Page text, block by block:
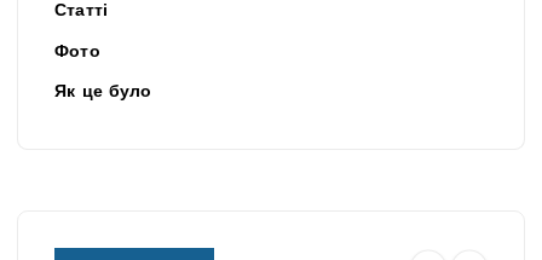
Статті
Фото
Як це було